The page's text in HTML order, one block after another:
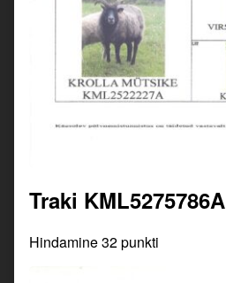
Traki KML5275786A
Hindamine 32 punkti